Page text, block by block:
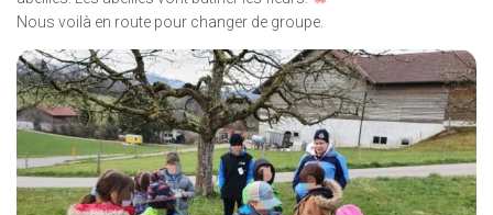
Nous voilà en route pour changer de groupe.